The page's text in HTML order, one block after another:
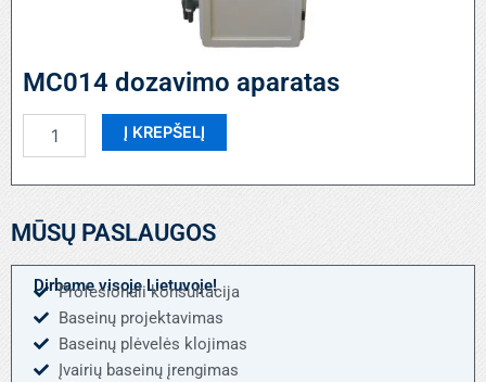
MC014 dozavimo aparatas
kiekis:
dozavimo
Į KREPŠELĮ
MŪSŲ PASLAUGOS
Dirbame visoje Lietuvoje!
Profesionali konsultacija
Baseinų projektavimas
Baseinų plėvelės klojimas
Įvairių baseinų įrengimas